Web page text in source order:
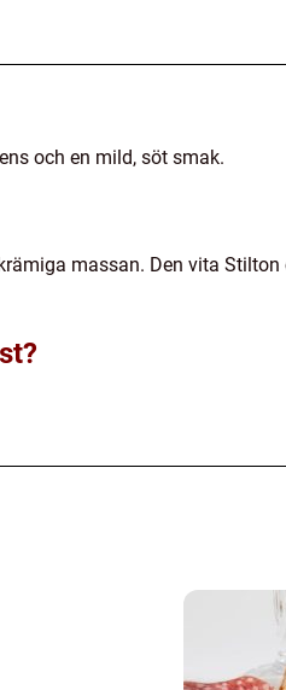
och en mild, söt smak.
massan. Den vita Stilton